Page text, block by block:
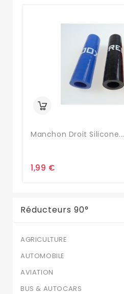
Manchon Droit Silicone...
1,99 €
Réducteurs 90°
AGRICULTURE
AUTOMOBILE
AVIATION
BUS & AUTOCARS